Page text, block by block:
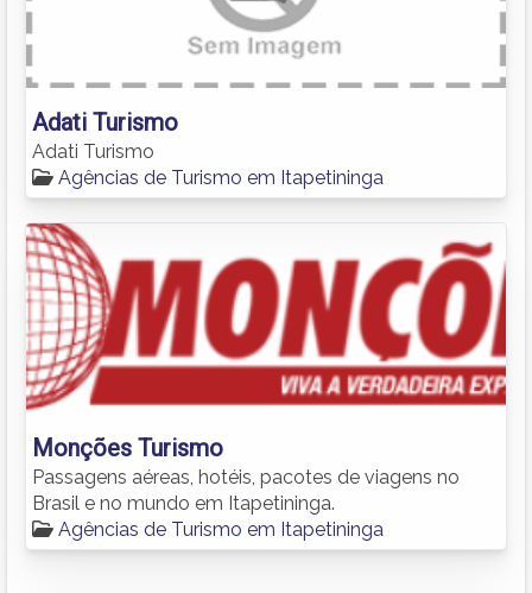
Adati Turismo
Adati Turismo
Agências de Turismo em Itapetininga
Monções Turismo
Passagens aéreas, hotéis, pacotes de viagens no
Brasil e no mundo em Itapetininga.
Agências de Turismo em Itapetininga